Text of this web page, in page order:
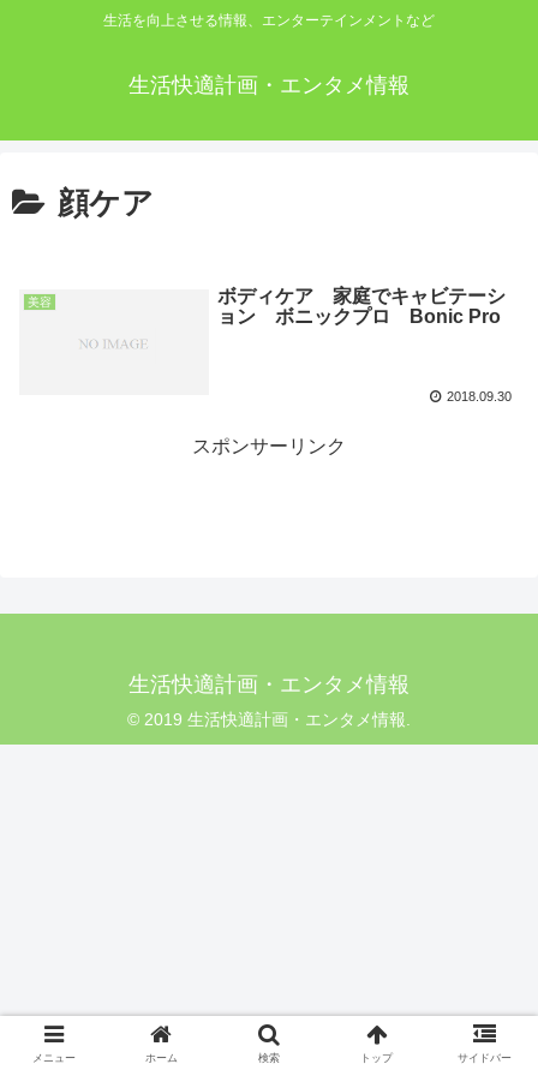
生活を向上させる情報、エンターテインメントなど
生活快適計画・エンタメ情報
顔ケア
美容
ボディケア 家庭でキャビテーシ
ョン ボニックプロ Bonic Pro
2018.09.30
スポンサーリンク
生活快適計画・エンタメ情報
© 2019 生活快適計画・エンタメ情報.
メニュー ホーム 検索 トップ サイドバー